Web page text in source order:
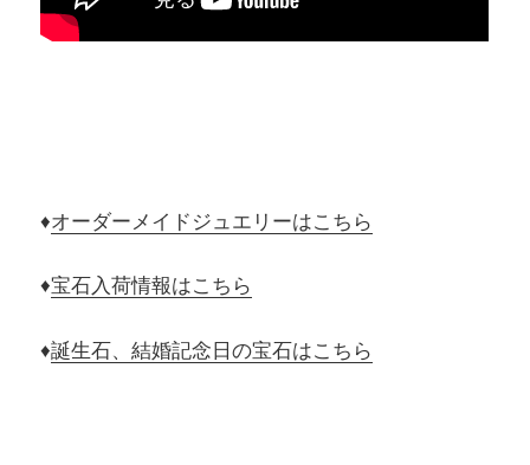
♦オーダーメイドジュエリーはこちら
♦宝石入荷情報はこちら
♦誕生石、結婚記念日の宝石はこちら